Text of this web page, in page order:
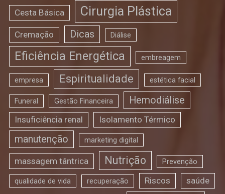
Cesta Básica Cirurgia Plástica
Cremação Dicas Diálise
Eficiência Energética embreagem
empresa Espiritualidade estética facial
Funeral Gestão Financeira Hemodiálise
Insuficiência renal Isolamento Térmico
manutenção marketing digital
massagem tântrica Nutrição Prevenção
qualidade de vida recuperação Riscos saúde